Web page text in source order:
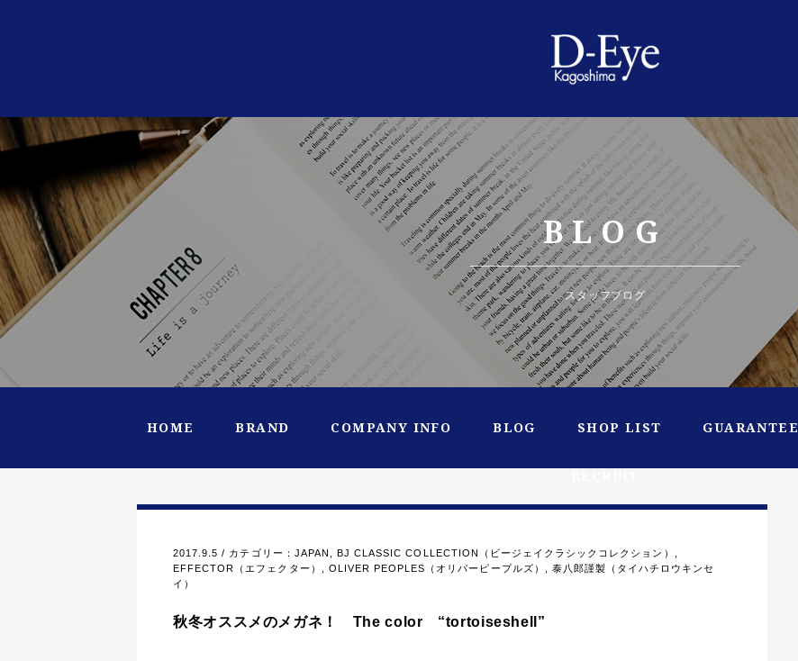
BLOG
スタッフブログ
HOME BRAND COMPANY INFO BLOG SHOP LIST GUARANTEE
2017.9.5 / カテゴリー： JAPAN BJ CLASSIC COLLECTION（ビージェイクラシックコレクション）
EFFECTOR（エフェクター）
OLIVER PEOPLES（オリバーピープルズ）
泰八郎謹製（タイハチロウキンセ
イ）
秋冬オススメのメガネ！ The color “tortoiseshell”